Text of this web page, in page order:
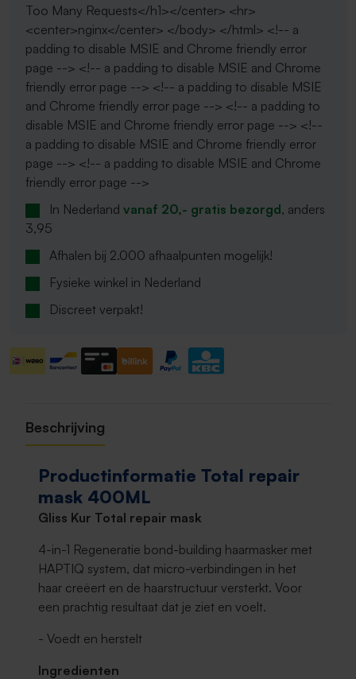
Too Many Requests</h1></center> <hr>
<center>nginx</center> </body> </html> <!-- a
padding to disable MSIE and Chrome friendly error
page --> <!-- a padding to disable MSIE and Chrome
friendly error page --> <!-- a padding to disable MSIE
and Chrome friendly error page --> <!-- a padding to
disable MSIE and Chrome friendly error page --> <!--
a padding to disable MSIE and Chrome friendly error
page --> <!-- a padding to disable MSIE and Chrome
friendly error page -->
In Nederland vanaf 20,- gratis bezorgd, anders
3,95
Afhalen bij 2.000 afhaalpunten mogelijk!
Fysieke winkel in Nederland
Discreet verpakt!
Beschrijving
Productinformatie Total repair
mask 400ML
Gliss Kur Total repair mask
4-in-1 Regeneratie bond-building haarmasker met
HAPTIQ system, dat micro-verbindingen in het
haar creëert en de haarstructuur versterkt. Voor
een prachtig resultaat dat je ziet en voelt.
- Voedt en herstelt
Ingredienten